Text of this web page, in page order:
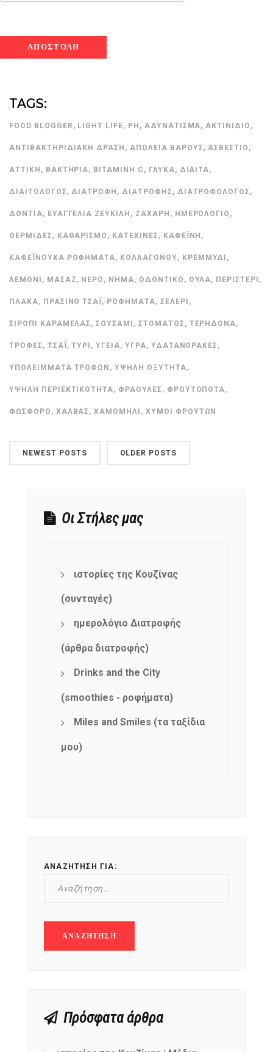
TAGS:
FOOD BLOGGER , LIGHT LIFE, PH , ΑΔΥΝΆΤΙΣΜΑ, ΑΚΤΙΝΊΔΙΟ ,
ΑΝΤΙΒΑΚΤΗΡΙΔΙΑΚΉ ΔΡΆΣΗ , ΑΠΏΛΕΙΑ ΒΆΡΟΥΣ , ΑΣΒΈΣΤΙΟ ,
ΑΤΤΙΚΉ , ΒΑΚΤΉΡΙΑ, ΒΙΤΑΜΊΝΗ C , ΓΛΥΚΆ, ΔΊΑΙΤΑ,
ΔΙΑΙΤΟΛΌΓΟΣ , ΔΙΑΤΡΟΦΉ , ΔΙΑΤΡΟΦΉΣ , ΔΙΑΤΡΟΦΟΛΌΓΟΣ ,
ΔΌΝΤΙΑ, ΕΥΑΓΓΕΛΊΑ ΖΕΥΚΙΛΉ , ΖΆΧΑΡΗ , ΗΜΕΡΟΛΌΓΙΟ ,
ΘΕΡΜΊΔΕΣ , ΚΑΘΑΡΙΣΜΌ , ΚΑΤΕΧΊΝΕΣ , ΚΑΦΕΪ́ΝΗ ,
ΚΑΦΕΪΝΟΎΧΑ ΡΟΦΉΜΑΤΑ, ΚΟΛΛΑΓΌΝΟΥ , ΚΡΕΜΜΎΔΙ ,
ΛΕΜΌΝΙ , ΜΑΣΆΖ , ΝΕΡΌ , ΝΉΜΑ, ΟΔΟΝΤΙΚΌ , ΟΎΛΑ, ΠΕΡΙΣΤΈΡΙ ,
ΠΛΆΚΑ, ΠΡΆΣΙΝΟ ΤΣΆΙ , ΡΟΦΉΜΑΤΑ, ΣΈΛΕΡΙ ,
ΣΙΡΌΠΙ ΚΑΡΑΜΈΛΑΣ ,ΣΟΥΣΆΜΙ , ΣΤΌΜΑΤΟΣ , ΤΕΡΗΔΌΝΑ,
ΤΡΟΦΈΣ , ΤΣΆΙ ,ΤΥΡΊ ,ΥΓΕΊΑ, ΥΓΡΆ, ΥΔΑΤΆΝΘΡΑΚΕΣ ,
ΥΠΟΛΕΊΜΜΑΤΑ ΤΡΟΦΏΝ ,ΥΨΗΛΉ ΟΞΎΤΗΤΑ,
ΥΨΗΛΉ ΠΕΡΙΕΚΤΙΚΌΤΗΤΑ, ΦΡΆΟΥΛΕΣ , ΦΡΟΥΤΟΠΟΤΆ,
ΦΏΣΦΟΡΟ , ΧΑΛΒΆΣ ,ΧΑΜΟΜΉΛΙ , ΧΥΜΟΊ ΦΡΟΎΤΩΝ
NEWEST POSTS OLDER POSTS
Οι Στήλες μας
ιστορίες της Κουζίνας
(συνταγές)
ημερολόγιο Διατροφής
(άρθρα διατροφής)
Drinks and the City
(smoothies - ροφήματα)
Miles and Smiles (τα ταξίδια
μου)
ΑΝΑΖΉΤΗΣΗ ΓΙΑ:
Πρόσφατα άρθρα
Get ti
your favorite
products